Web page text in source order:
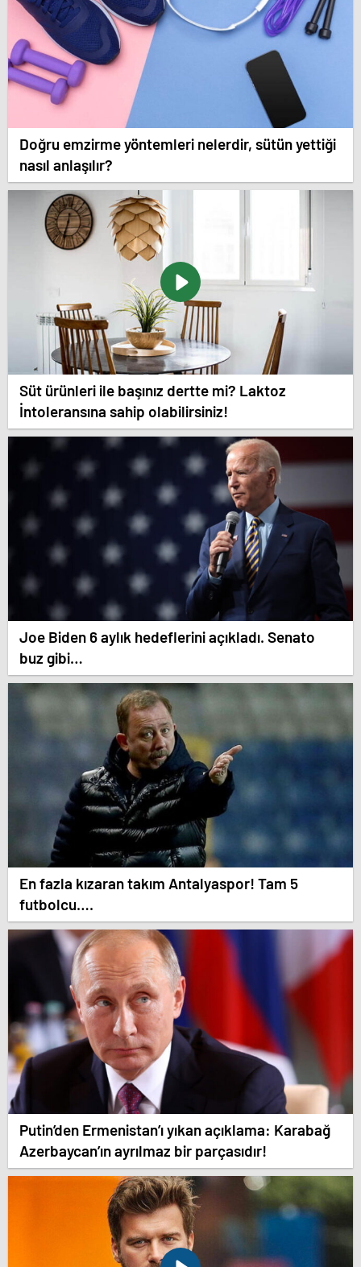
Doğru emzirme yöntemleri nelerdir, sütün yettiği
nasıl anlaşılır?
Süt ürünleri ile başınız dertte mi? Laktoz
İntoleransına sahip olabilirsiniz!
Joe Biden 6 aylık hedeflerini açıkladı. Senato
buz gibi…
En fazla kızaran takım Antalyaspor! Tam 5
futbolcu….
Putin’den Ermenistan’ı yıkan açıklama: Karabağ
Azerbaycan’ın ayrılmaz bir parçasıdır!